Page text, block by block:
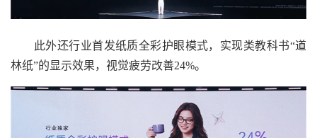
此外还行业首发纸质全彩护眼模式，实现类教科书“道
林纸”的显示效果，视觉疲劳改善24%。